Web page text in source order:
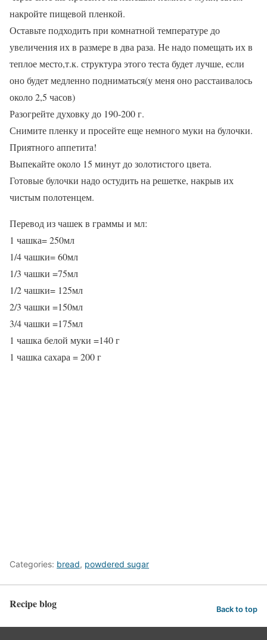
накройте пищевой пленкой.
Оставьте подходить при комнатной температуре до
увеличения их в размере в два раза. Не надо помещать их в
теплое место,т.к. структура этого теста будет лучше, если
оно будет медленно подниматься(у меня оно расстаивалось
около 2,5 часов)
Разогрейте духовку до 190-200 г.
Снимите пленку и просейте еще немного муки на булочки.
Приятного аппетита!
Выпекайте около 15 минут до золотистого цвета.
Готовые булочки надо остудить на решетке, накрыв их
чистым полотенцем.
Перевод из чашек в граммы и мл:
1 чашка= 250мл
1/4 чашки= 60мл
1/3 чашки =75мл
1/2 чашки= 125мл
2/3 чашки =150мл
3/4 чашки =175мл
1 чашка белой муки =140 г
1 чашка сахара = 200 г
Categories: bread, powdered sugar
Recipe blog Back to top